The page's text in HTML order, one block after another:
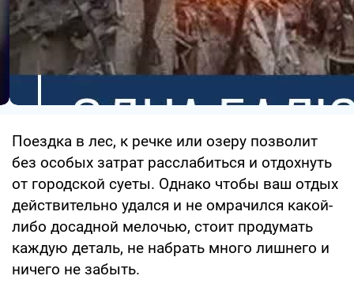
Поездка в лес, к речке или озеру позволит
без особых затрат расслабиться и отдохнуть
от городской суеты. Однако чтобы ваш отдых
действительно удался и не омрачился какой-
либо досадной мелочью, стоит продумать
каждую деталь, не набрать много лишнего и
ничего не забыть.